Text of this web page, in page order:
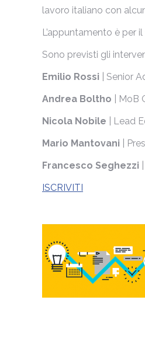
lavoro italiano con
L’appuntamento è per il
Sono previsti gli
Emilio Rossi | Senior
Andrea Boltho | MoB
Nicola Nobile | Lead
Mario Mantovani |
Francesco Seghezzi
ISCRIVITI